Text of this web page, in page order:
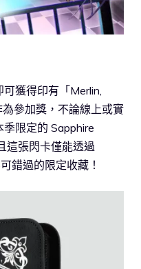
獲得印有「Merlin,
參加獎，不論線上或實
限定的 Sapphire
這張閃卡僅能透過
錯過的限定收藏！